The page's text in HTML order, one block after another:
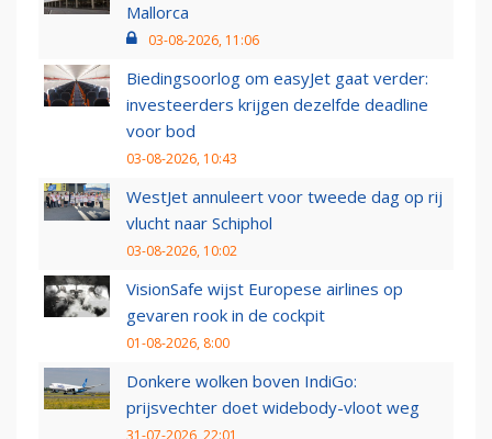
Mallorca
03-08-2026, 11:06
Biedingsoorlog om easyJet gaat verder:
investeerders krijgen dezelfde deadline
voor bod
03-08-2026, 10:43
WestJet annuleert voor tweede dag op rij
vlucht naar Schiphol
03-08-2026, 10:02
VisionSafe wijst Europese airlines op
gevaren rook in de cockpit
01-08-2026, 8:00
Donkere wolken boven IndiGo:
prijsvechter doet widebody-vloot weg
31-07-2026, 22:01